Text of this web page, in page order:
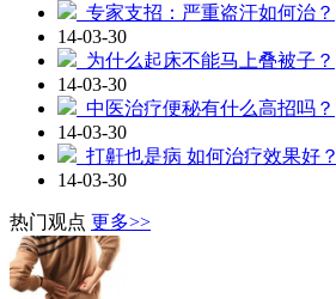
专家支招：严重盗汗如何治？
14-03-30
为什么起床不能马上叠被子？
14-03-30
中医治疗便秘有什么高招吗？
14-03-30
打鼾也是病 如何治疗效果好？
14-03-30
热门观点 更多>>